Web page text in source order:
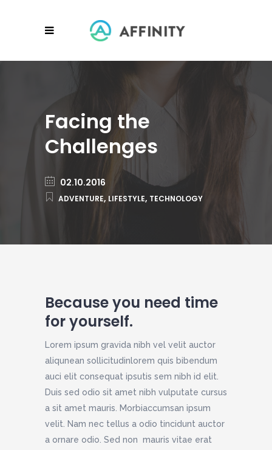
Facing the
Challenges
02.10.2016
ADVENTURE, LIFESTYLE, TECHNOLOGY
Because you need time
for yourself.
Lorem ipsum gravida nibh vel velit auctor
aliqunean sollicitudinlorem quis bibendum
auci elit consequat ipsutis sem nibh id elit.
Duis sed odio sit amet nibh vulputate cursus
a sit amet mauris. Morbiaccumsan ipsum
velit. Nam nec tellus a odio tincidunt auctor
a ornare odio. Sed non mauris vitae erat